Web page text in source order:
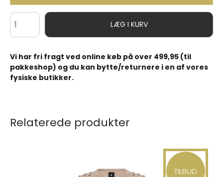
LÆG I KURV
Vi har fri fragt ved online køb på over 499,95 (til
pakkeshop) og du kan bytte/returnere i en af vores
fysiske butikker.
Relaterede produkter
TILBUD